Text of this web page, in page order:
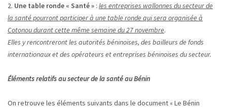
2. Une table ronde « Santé » : les entreprises wallonnes du secteur de
la santé pourront participer à une table ronde qui sera organisée à
Cotonou durant cette même semaine du 27 novembre.
Elles y rencontreront les autorités béninoises, des bailleurs de fonds
internationaux et des opérateurs et entreprises béninoises du secteur.
Éléments relatifs au secteur de la santé au Bénin
On retrouve les éléments suivants dans le document « Le Bénin